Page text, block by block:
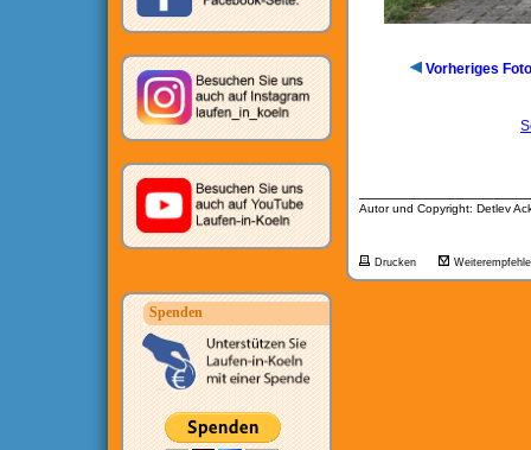
Spenden
Vorheriges Foto
Autor und Copyright: Detlev
Drucken